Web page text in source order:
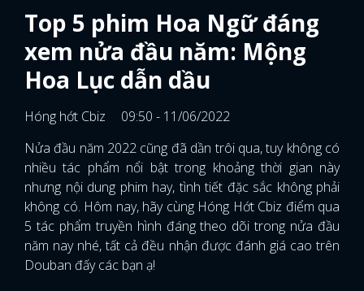
Top 5 phim Hoa Ngữ đáng
xem nửa đầu năm: Mộng
Hoa Lục dẫn dầu
Hóng hớt Cbiz
09:50 - 11/06/2022
Nửa đầu năm 2022 cũng đã dần trôi qua, tuy không có
nhiều tác phẩm nổi bật trong khoảng thời gian này
nhưng nội dung phim hay, tình tiết đặc sắc không phải
không có. Hôm nay, hãy cùng Hóng Hớt Cbiz điểm qua
5 tác phẩm truyền hình đáng theo dõi trong nửa đầu
năm nay nhé, tất cả đều nhận được đánh giá cao trên
Douban đấy các bạn ạ!